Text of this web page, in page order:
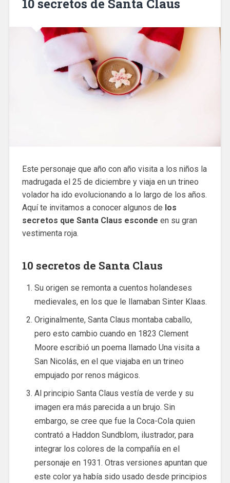
10 secretos de Santa Claus
Este personaje que año con año visita a los niños la
madrugada el 25 de diciembre y viaja en un trineo
volador ha ido evolucionando a lo largo de los años.
Aquí te invitamos a conocer algunos de los
secretos que Santa Claus esconde en su gran
vestimenta roja.
10 secretos de Santa Claus
Su origen se remonta a cuentos holandeses
medievales, en los que le llamaban Sinter Klaas.
Originalmente, Santa Claus montaba caballo,
pero esto cambio cuando en 1823 Clement
Moore escribió un poema llamado Una visita a
San Nicolás, en el que viajaba en un trineo
empujado por renos mágicos.
Al principio Santa Claus vestía de verde y su
imagen era más parecida a un brujo. Sin
embargo, se cree que fue la Coca-Cola quien
contrató a Haddon Sundblom, ilustrador, para
integrar los colores de la compañía en el
personaje en 1931. Otras versiones apuntan que
este color ya había sido usado desde principios